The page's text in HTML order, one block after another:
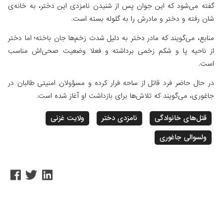
گفته می‌شود که این جوان پس از شنیدن نامزدی این دختر، به خانه‌ی
شان رفته و دختر و مادرش را به گلوله بسته است.
منابع، می‌گویند که مادر دختر به دلیل شدت زخم‌ها جان باخته؛ اما دختر
از ناحیه پا و شکم زخمی برداشته و فعلا وضعیت صحی‌اش مناسب
است.
در حال حاضر فرد قاتل از ساحه فرار کرده و مسؤولان امنیتی طالبان در
جاغوری، می‌گویند که تلاش‌ها برای بازداشت او آغاز شده است.
قتل‌های خانوادگی نامزدی دختر
ولایت غزنی
ولسوالی جاغوری